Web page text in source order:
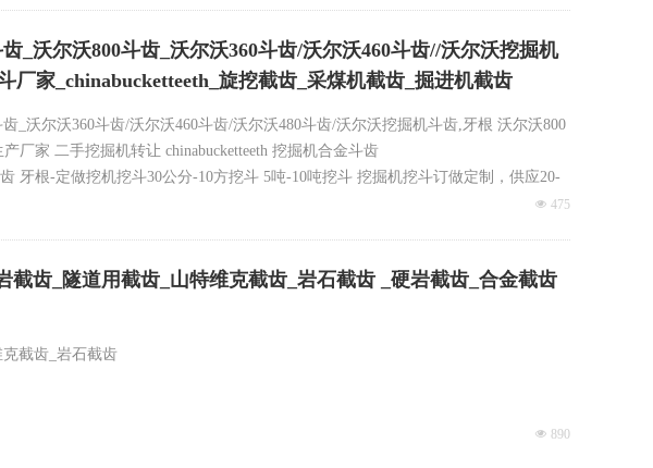
_沃尔沃800斗齿_沃尔沃360斗齿/沃尔沃460斗齿//沃尔沃挖掘机
家_chinabucketteeth_旋挖截齿_采煤机截齿_掘进机截齿
_沃尔沃360斗齿/沃尔沃460斗齿/沃尔沃480斗齿/沃尔沃挖掘机斗齿,牙根 沃尔沃800
厂家 二手挖掘机转让 chinabucketteeth 挖掘机合金斗齿
根-定做挖机挖斗30公分-10方挖斗 5吨-10吨挖斗 挖掘机挖斗订做定制，供应20-
小松1000斗齿小松PC1250斗齿，卡特390斗齿，卡特385斗齿，沃尔沃360尖齿420
넶 475
齿_隧道用截齿_山特维克截齿_岩石截齿 _硬岩截齿_合金截齿
截齿_岩石截齿
넶 890